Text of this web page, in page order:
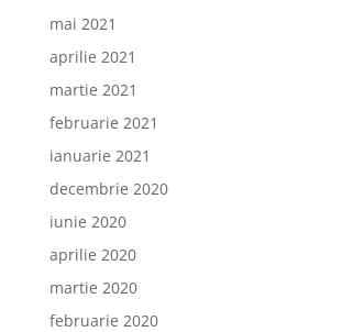
mai 2021
aprilie 2021
martie 2021
februarie 2021
ianuarie 2021
decembrie 2020
iunie 2020
aprilie 2020
martie 2020
februarie 2020